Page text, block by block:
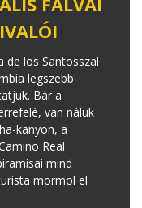
de los Santosszal
legszebb
Bár a
van náluk
kanyon, a
Real
mind
mormol el